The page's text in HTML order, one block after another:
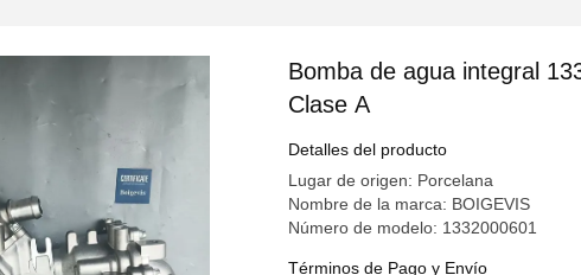
Bomba de agua integral
Clase A
Detalles del producto
Lugar de origen: Porcelana
Nombre de la marca: BOIGEVIS
Número de modelo: 1332000601
Términos de Pago y Envío